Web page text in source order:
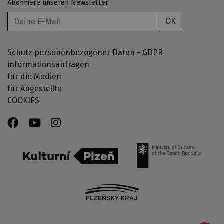
Abonniere unseren Newsletter
OK
Schutz personenbezogener Daten - GDPR
informationsanfragen
für die Medien
für Angestellte
COOKIES